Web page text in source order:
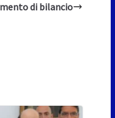
di bilancio